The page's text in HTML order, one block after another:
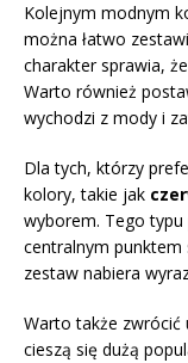
Kolejnym modnym
można łatwo
charakter sprawia,
Warto również
wychodzi z mody i
Dla tych, którzy
kolory, takie jak
wyborem. Tego typu
centralnym punktem
zestaw nabiera
Warto także zwrócić
cieszą się dużą